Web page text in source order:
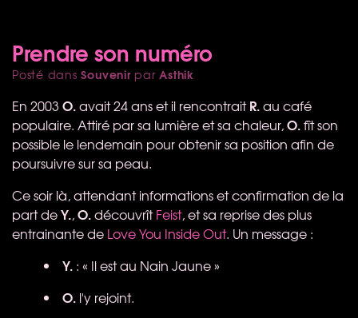
Prendre son numéro
Posté dansSouvenirparAsthik
En 2003 O.avait 24 ans et il rencontraitR.au café
populaire. Attiré par sa lumière et sa chaleur,O.fît son
possible le lendemain pour obtenir sa position afin de
poursuivre sur sa peau.
Ce soir là, attendant informations et confirmation de la
part deY.,O.découvrîtFeist, et sa reprise des plus
entrainante de Love You Inside Out. Un message :
Y. : « Il est au Nain Jaune »
O. l'y rejoint.